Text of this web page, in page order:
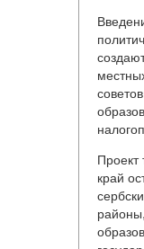
Проект
край